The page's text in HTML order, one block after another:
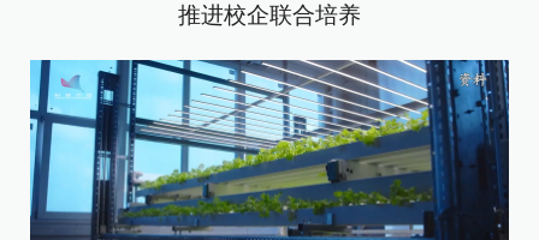
推进校企联合培养